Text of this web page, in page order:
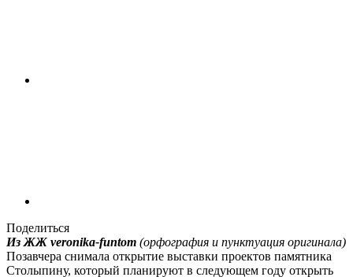
Поделиться
Из ЖЖ veronika-funtom (орфография и пунктуация оригинала)
Позавчера снимала открытие выставки проектов памятника
Столыпину, который планируют в следующем году открыть